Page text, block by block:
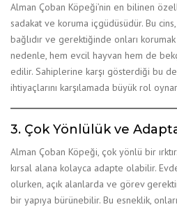
Alman Çoban Köpeği’nin en bilinen
sadakat ve koruma içgüdüsüdür. Bu
bağlıdır ve gerektiğinde onları
nedenle, hem evcil hayvan hem de
edilir. Sahiplerine karşı gösterdiği bu
ihtiyaçlarını karşılamada büyük rol
3. Çok Yönlülük ve
Alman Çoban Köpeği, çok yönlü bir
kırsal alana kolayca adapte olabilir.
olurken, açık alanlarda ve görev
bir yapıya bürünebilir. Bu esneklik,